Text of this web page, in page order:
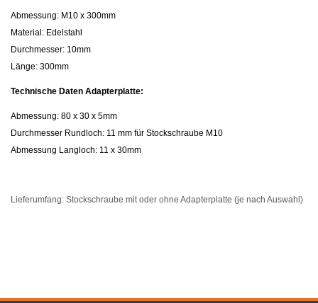
Abmessung: M10 x 300mm
Material: Edelstahl
Durchmesser: 10mm
Länge: 300mm
Technische Daten Adapterplatte:
Abmessung: 80 x 30 x 5mm
Durchmesser Rundloch: 11 mm für Stockschraube M10
Abmessung Langloch: 11 x 30mm
Lieferumfang: Stockschraube mit oder ohne Adapterplatte (je nach Auswahl)